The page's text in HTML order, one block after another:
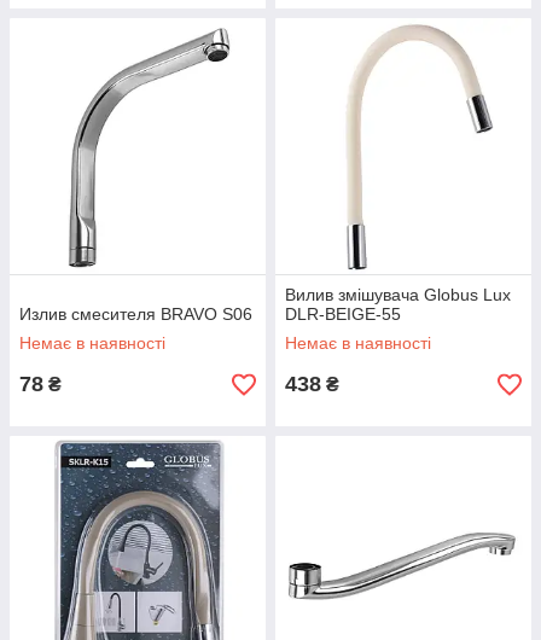
Излив смесителя BRAVO S06
Немає в наявності
78 ₴
Вилив змішувача Globus Lux
DLR-BEIGE-55
Немає в наявності
438 ₴